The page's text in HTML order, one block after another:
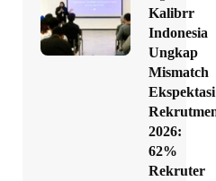
Kalibrr
Indonesia
Ungkap
Mismatch
Ekspektasi
2026:
62%
Rekruter